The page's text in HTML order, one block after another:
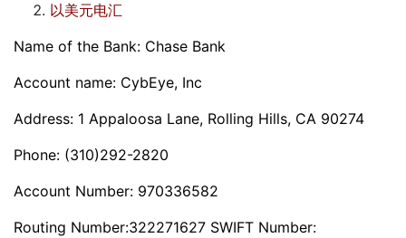
以美元电汇
Name of the Bank: Chase Bank
Account name: CybEye, Inc
Address: 1 Appaloosa Lane, Rolling Hills, CA 90274
Phone: (310)292-2820
Account Number: 970336582
Routing Number:322271627 SWIFT Number: